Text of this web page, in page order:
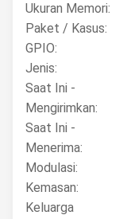
Ukuran Memori:
Paket / Kasus:
GPIO:
Jenis:
Saat Ini -
Mengirimkan:
Saat Ini -
Menerima:
Modulasi:
Kemasan:
Keluarga